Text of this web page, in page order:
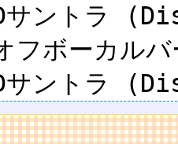
フボーカル